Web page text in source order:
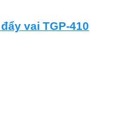
vai TGP-410